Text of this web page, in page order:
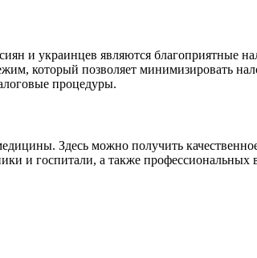
и украинцев являются благоприятные
который позволяет минимизировать
процедуры.
Здесь можно получить
и госпитали, а также